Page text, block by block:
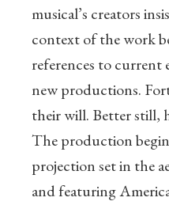
musical’s creators
context of the work
references to current
new productions.
their will. Better still,
The production
projection set in the
and featuring